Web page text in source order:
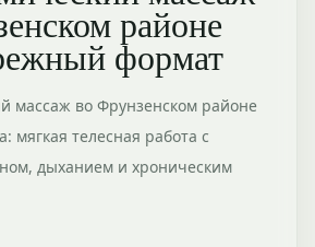
районе
формат
массаж во Фрунзенском районе
мягкая телесная работа с
дыханием и хроническим